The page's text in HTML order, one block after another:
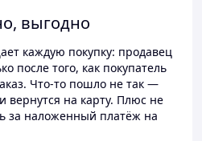
выгодно
каждую покупку: продавец
после того, как покупатель
Что-то пошло не так —
вернутся на карту. Плюс не
за наложенный платёж на